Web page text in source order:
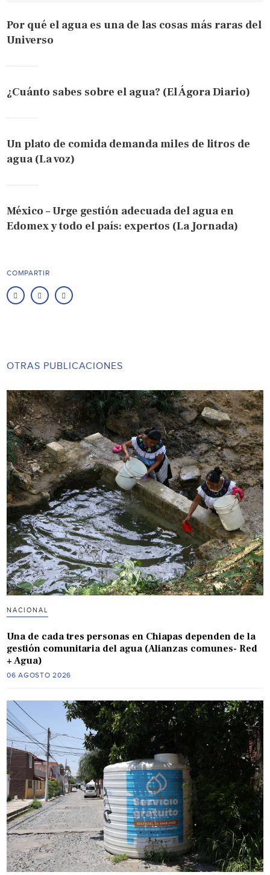
Por qué el agua es una de las cosas más raras del
Universo
¿Cuánto sabes sobre el agua? (El Ágora Diario)
Un plato de comida demanda miles de litros de
agua (La voz)
México – Urge gestión adecuada del agua en
Edomex y todo el país: expertos (La Jornada)
COMPARTIR
OTRAS PUBLICACIONES
NACIONAL
Una de cada tres personas en Chiapas dependen de la
gestión comunitaria del agua (Alianzas comunes- Red
+ Agua)
06 AGOSTO 2026